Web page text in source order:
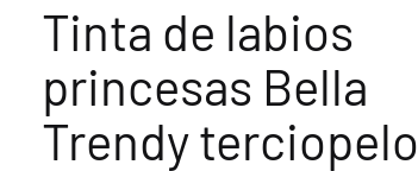
Tinta de labios
princesas Bella
Trendy terciopelo